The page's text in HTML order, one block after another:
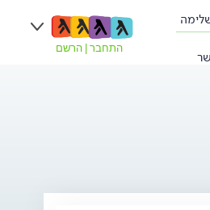
התחבר הרשם